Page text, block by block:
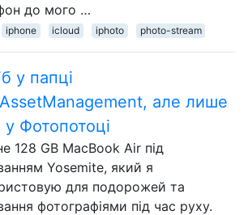
до мого …
iphone icloud iphoto photo-stream
у папці
але лише
у Фотопотоці
128 GB MacBook Air під
Yosemite, який я
для подорожей та
фотографіями під час руху.